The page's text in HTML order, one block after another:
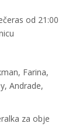
od 21:00
Farina,
Andrade,
za obje